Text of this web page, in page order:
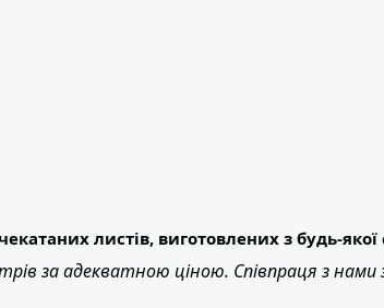
листів, виготовлених з будь-якої
за адекватною ціною. Співпраця з нами